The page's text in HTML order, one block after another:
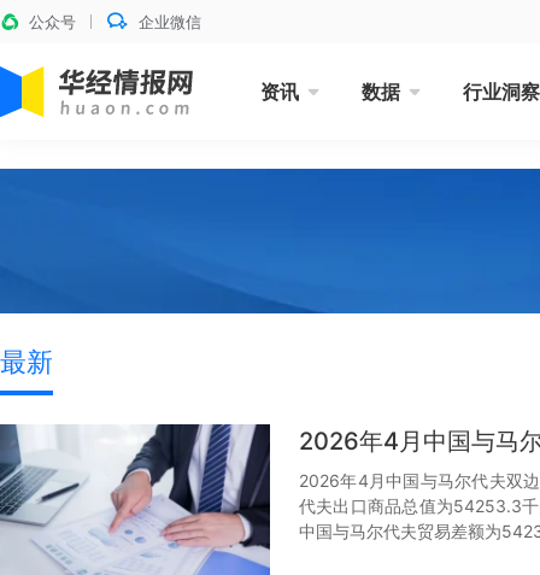
公众号 企业微信
资讯 数据 行业洞察
最新
2026年4月中国与马
2026年4月中国与马尔代夫双
代夫出口商品总值为54253.3
中国与马尔代夫贸易差额为